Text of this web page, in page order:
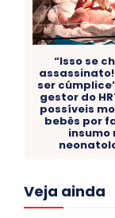
“Isso se
ser
gestor do
possíveis
bebês por
insumo
Veja ainda
Acre